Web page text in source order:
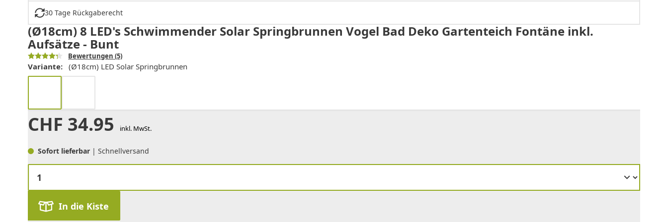
30 Tage Rückgaberecht
(Ø18cm) 8 LED's Schwimmender Solar Springbrunnen Vogel Bad Deko Gartenteich Fontäne inkl.
Aufsätze - Bunt
Bewertungen (5)
Variante: (Ø18cm) LED Solar Springbrunnen
CHF 34.95 inkl. MwSt.
Sofort lieferbar | Schnellversand
In die Kiste